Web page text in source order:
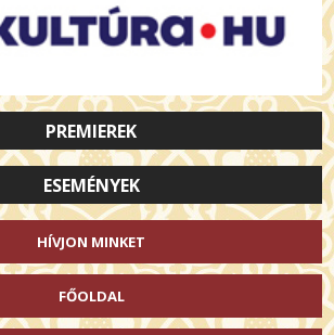
PREMIEREK
ESEMÉNYEK
HÍVJON MINKET
FŐOLDAL